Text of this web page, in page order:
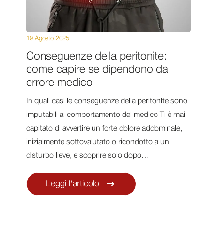
Conseguenze della peritonite:
come capire se dipendono da
errore medico
19 Agosto 2025
In quali casi le conseguenze della peritonite sono
imputabili al comportamento del medico Ti è mai
capitato di avvertire un forte dolore addominale,
inizialmente sottovalutato o ricondotto a un
disturbo lieve, e scoprire solo dopo…
Leggi l'articolo